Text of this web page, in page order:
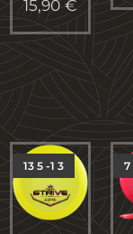
15,90 €
13 5 -1 3 7